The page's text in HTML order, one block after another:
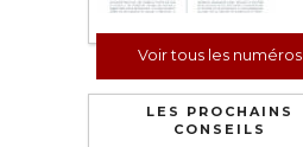
Voir tous les numéros
LES PROCHAINS
CONSEILS